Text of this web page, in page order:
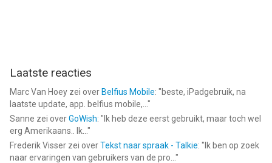
Laatste reacties
Marc Van Hoey zei over Belfius Mobile: "beste, iPadgebruik, na
laatste update, app. belfius mobile,... "
Sanne zei overGoWish: " Ik heb deze eerst gebruikt, maar toch wel
erg Amerikaans.. Ik... "
Frederik Visser zei overTekst naar spraak - Talkie: " Ik ben op zoek
naar ervaringen van gebruikers van de pro... "